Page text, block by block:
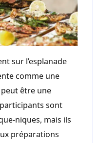
sur l’esplanade
comme une
être une
sont
niques, mais ils
préparations